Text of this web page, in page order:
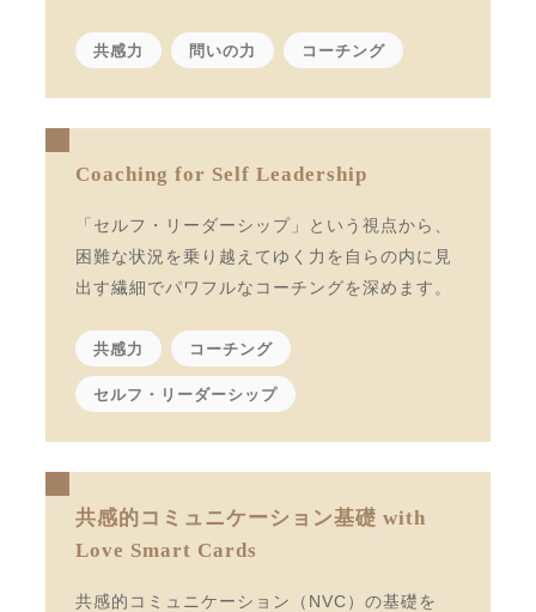
共感力 問いの力 コーチング
Coaching for Self Leadership
「セルフ・リーダーシップ」という視点から、
困難な状況を乗り越えてゆく力を自らの内に見
出す繊細でパワフルなコーチングを深めます。
共感力 コーチング
セルフ・リーダーシップ
共感的コミュニケーション基礎 with
Love Smart Cards
共感的コミュニケーション（NVC）の基礎を